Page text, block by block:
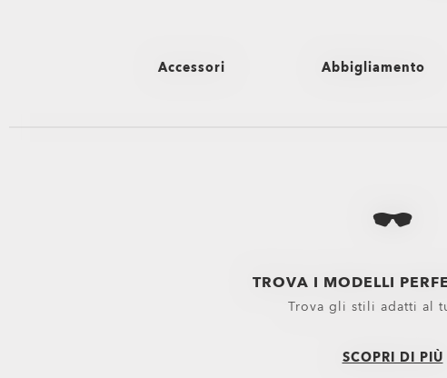
Accessori Abbigliamento
Shorts Hybrid
Shorts
Nuovi arrivi
Capispalla
TROVA I MODELLI
Trova gli stili adatti al
SCOPRI DI PIÙ